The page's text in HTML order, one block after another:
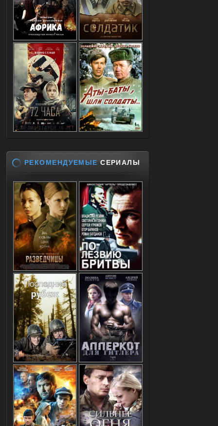
РЕКОМЕНДУЕМЫЕ СЕРИАЛЫ